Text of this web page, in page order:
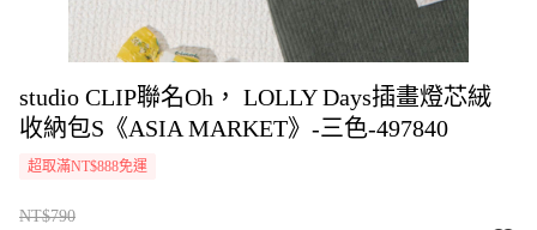
studio CLIP聯名Oh， LOLLY Days插畫燈芯絨
收納包S《ASIA MARKET》-三色-497840
超取滿NT$888免運
NT$790